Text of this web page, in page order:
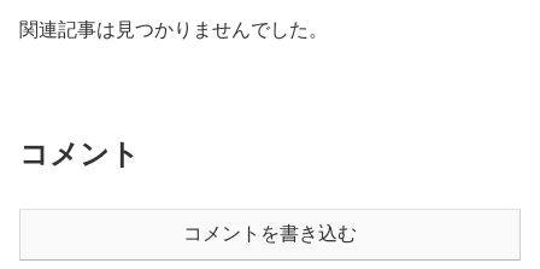
関連記事は見つかりませんでした。
コメント
コメントを書き込む